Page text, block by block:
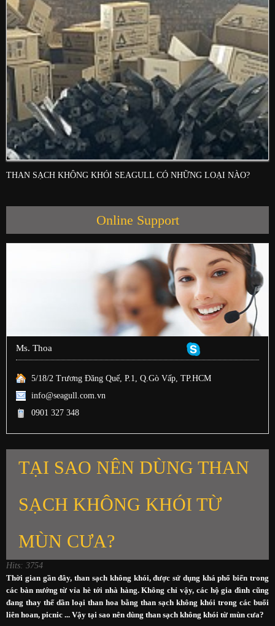
THAN SẠCH KHÔNG KHÓI SEAGULL CÓ NHỮNG LOẠI NÀO?
Online Support
Ms. Thoa
5/18/2 Trương Đăng Quế, P.1, Q.Gò Vấp, TP.HCM
info@seagull.com.vn
0901 327 348
TẠI SAO NÊN DÙNG THAN
SẠCH KHÔNG KHÓI TỪ
MÙN CƯA?
Hits: 3754
Thời gian gần đây, than sạch không khói, được sử dụng khá phổ biến trong
các bàn nướng từ vỉa hè tới nhà hàng. Không chỉ vậy, các hộ gia đình cũng
đang thay thế dần loại than hoa bằng than sạch không khói trong các buổi
liên hoan, picnic ... Vậy tại sao nên dùng than sạch không khói từ mùn cưa?